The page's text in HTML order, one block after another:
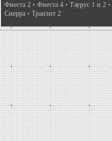
Фиеста 2 • Фиеста 4 • Таурус 1 и 2 •
Сиерра • Транзит 2